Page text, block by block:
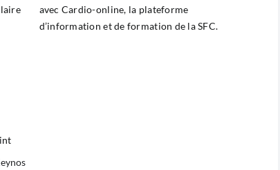
avec Cardio-online, la plateforme
d’information et de formation de la SFC.